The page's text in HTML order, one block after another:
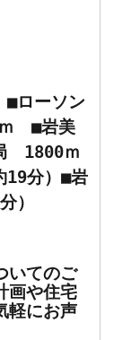
ローソン
■岩美
1800ｍ
19分）■岩
）
いてのご
画や住宅
軽にお声